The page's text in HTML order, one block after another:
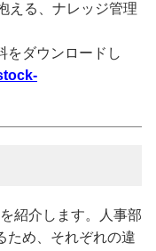
える、ナレッジ管理
をダウンロードし
紹介します。人事部
ため、それぞれの違